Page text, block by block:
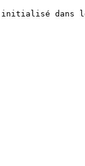
dans